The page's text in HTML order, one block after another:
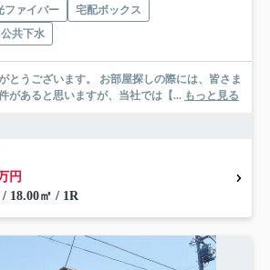
ファイバー
宅配ボックス
公共下水
お部屋探しの際には、皆さま
があると思いますが、当社では【... もっと見る
円
/ 18.00㎡ / 1R